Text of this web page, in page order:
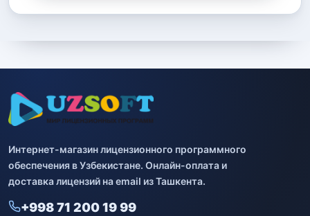
Интернет-магазин лицензионного программного
обеспечения в Узбекистане. Онлайн-оплата и
доставка лицензий на email из Ташкента.
+998 71 200 19 99